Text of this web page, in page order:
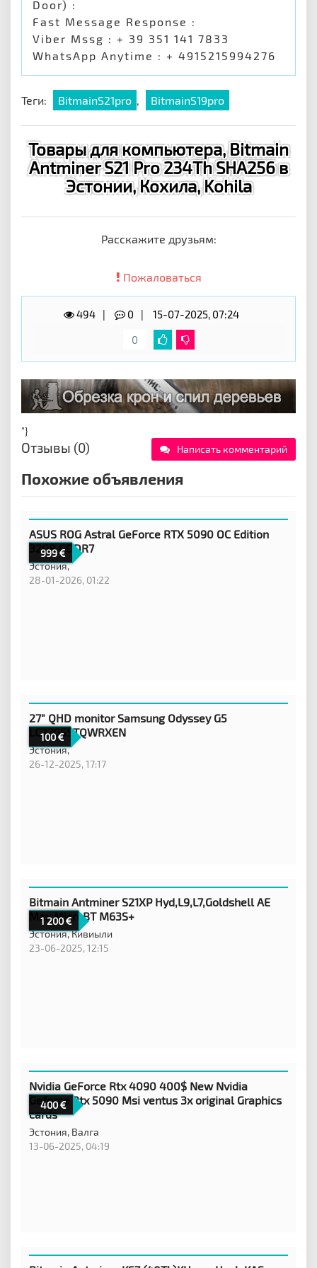
Door) :
Fast Message Response :
Viber Mssg : + 39 351 141 7833
WhatsApp Anytime : + 4915215994276
Теги: BitmainS21pro , BitmainS19pro
Товары для компьютера, Bitmain
Antminer S21 Pro 234Th SHA256 в
Эстонии, Кохила, Kohila
Расскажите друзьям:
Пожаловаться
494 0
15-07-2025, 07:24
0
"}
Отзывы (0) Написать комментарий
Похожие объявления
999
ASUS ROG Astral GeForce RTX 5090 OC Edition
32GB GDDR7
Эстония,
28-01-2026, 01:22
100
27" QHD monitor Samsung Odyssey G5
LC27G55TQWRXEN
Эстония,
26-12-2025, 17:17
1 200
Bitmain Antminer S21XP Hyd,L9,L7,Goldshell AE
Max,MicroBT M63S+
Эстония,Кивиыли
23-06-2025, 12:15
400
Nvidia GeForce Rtx 4090 400$ New Nvidia
Geforce Rtx 5090 Msi ventus 3x original Graphics
cards
Эстония, Валга
13-06-2025, 04:19